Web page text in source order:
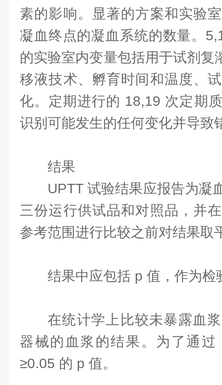
素的影响。显著的方案和实验
凝血终点的凝血系统的数量。
的实验室内变量包括用于试剂复
移液技术、孵育时间和温度、
化。定期进行的 18,19 次定期
识别可能发生的任何变化并导致
结果
UPTT 试验结果应报告为凝
三份运行供试品和对照品，并
参考范围进行比较之前对结果取
结果中应包括 p 值，作为检
在统计学上比较未暴露血
器械的血浆的结果。为了通
≥0.05 的 p 值。